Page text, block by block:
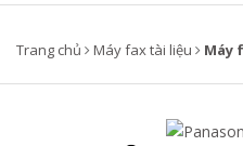
Trang chủ Máy fax tài liệu Máy